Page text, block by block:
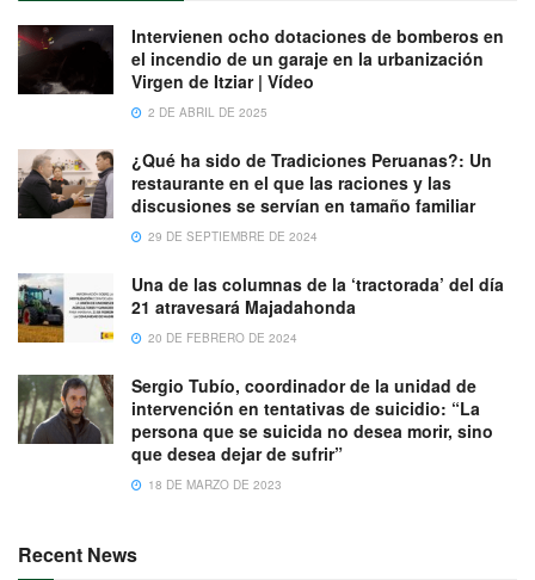
Intervienen ocho dotaciones de bomberos en
el incendio de un garaje en la urbanización
Virgen de Itziar | Vídeo
2 DE ABRIL DE 2025
¿Qué ha sido de Tradiciones Peruanas?: Un
restaurante en el que las raciones y las
discusiones se servían en tamaño familiar
29 DE SEPTIEMBRE DE 2024
Una de las columnas de la ‘tractorada’ del día
21 atravesará Majadahonda
20 DE FEBRERO DE 2024
Sergio Tubío, coordinador de la unidad de
intervención en tentativas de suicidio: “La
persona que se suicida no desea morir, sino
que desea dejar de sufrir”
18 DE MARZO DE 2023
Recent News